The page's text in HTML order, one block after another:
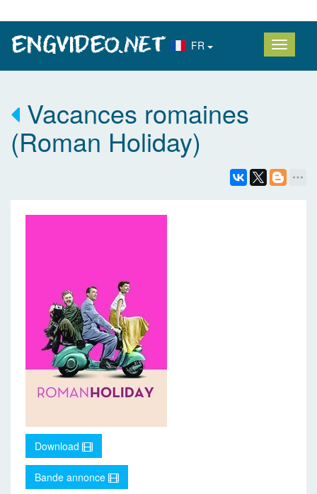
FR
Vacances romaines
(Roman Holiday)
Download
Bande annonce